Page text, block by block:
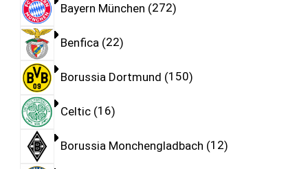
Bayern München 272
Benfica 22
Borussia Dortmund 150
Celtic 16
Borussia Monchengladbach 12